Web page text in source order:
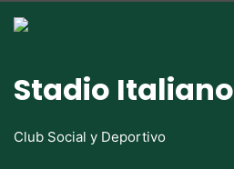
Stadio Italiano
Club Social y Deportivo